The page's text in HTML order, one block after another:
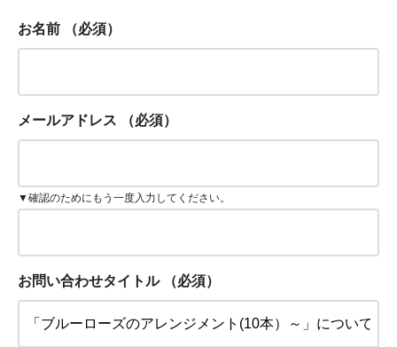
お名前 （必須）
メールアドレス （必須）
▼確認のためにもう一度入力してください。
お問い合わせタイトル （必須）